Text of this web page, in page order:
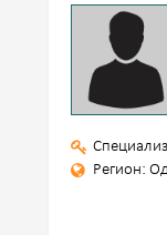
Регион: